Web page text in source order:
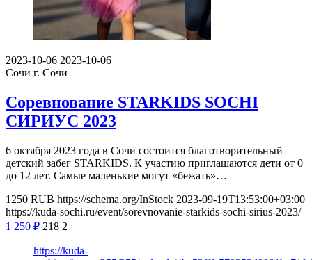
2023-10-06 2023-10-06
Сочи г. Сочи
Соревнование STARKIDS SOCHI
СИРИУС 2023
6 октября 2023 года в Сочи состоится благотворительный
детский забег STARKIDS. К участию приглашаются дети от 0
до 12 лет. Самые маленькие могут «бежать»…
1250 RUB https://schema.org/InStock 2023-09-19T13:53:00+03:00
https://kuda-sochi.ru/event/sorevnovanie-starkids-sochi-sirius-2023/
1 250 ₽ 218 2
https://kuda-